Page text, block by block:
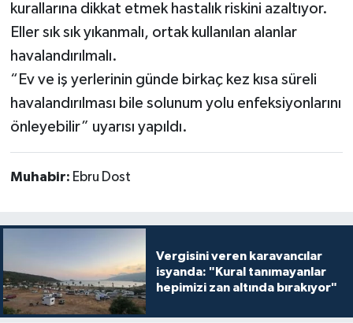
kurallarına dikkat etmek hastalık riskini azaltıyor.
Eller sık sık yıkanmalı, ortak kullanılan alanlar
havalandırılmalı.
“Ev ve iş yerlerinin günde birkaç kez kısa süreli
havalandırılması bile solunum yolu enfeksiyonlarını
önleyebilir” uyarısı yapıldı.
Muhabir: Ebru Dost
Vergisini veren karavancılar
isyanda: "Kural tanımayanlar
hepimizi zan altında bırakıyor"